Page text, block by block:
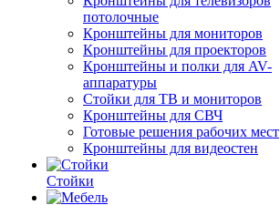
потолочные
Кронштейны для мониторов
Кронштейны для проекторов
Кронштейны и полки для AV-
аппаратуры
Стойки для ТВ и мониторов
Кронштейны для СВЧ
Готовые решения рабочих мест
Кронштейны для видеостен
Стойки